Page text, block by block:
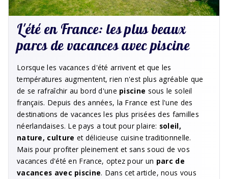
L'été en France: les plus beaux
parcs de vacances avec piscine
Lorsque les vacances d'été arrivent et que les
températures augmentent, rien n'est plus agréable que
de se rafraîchir au bord d'une piscine sous le soleil
français. Depuis des années, la France est l'une des
destinations de vacances les plus prisées des familles
néerlandaises. Le pays a tout pour plaire: soleil,
nature, culture et délicieuse cuisine traditionnelle.
Mais pour profiter pleinement et sans souci de vos
vacances d'été en France, optez pour un parc de
vacances avec piscine. Dans cet article, nous vous